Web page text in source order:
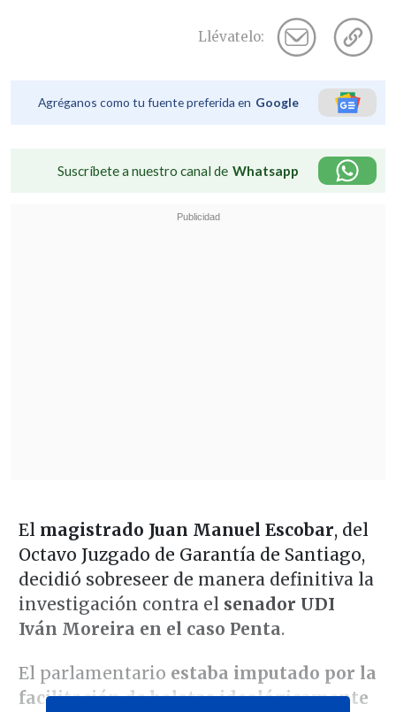
Llévatelo:
Agréganos como tu fuente preferida en Google
Suscríbete a nuestro canal de Whatsapp
El magistrado Juan Manuel Escobar, del
Octavo Juzgado de Garantía de Santiago,
decidió sobreseer de manera definitiva la
investigación contra el senador UDI
Iván Moreira en el caso Penta.
El parlamentario estaba imputado por la
facilitación de boletas ideológicamente